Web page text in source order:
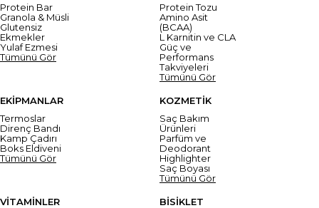
Protein Bar
Granola & Müsli
Glutensiz
Ekmekler
Yulaf Ezmesi
Tümünü Gör
Protein Tozu
Amino Asit
(BCAA)
L Karnitin ve CLA
Güç ve
Performans
Takviyeleri
Tümünü Gör
EKİPMANLAR
Termoslar
Direnç Bandı
Kamp Çadırı
Boks Eldiveni
Tümünü Gör
KOZMETİK
Saç Bakım
Ürünleri
Parfüm ve
Deodorant
Highlighter
Saç Boyası
Tümünü Gör
VİTAMİNLER
BİSİKLET